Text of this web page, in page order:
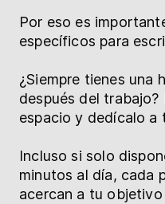
Por eso es
específicos para
¿Siempre tienes una
después del
espacio y dedícalo a
Incluso si solo
minutos al día, cada
acercan a tu